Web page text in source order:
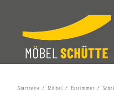
Startseite Möbel Esszimmer